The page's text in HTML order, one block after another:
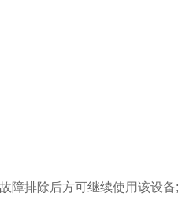
排除后方可继续使用该设备;